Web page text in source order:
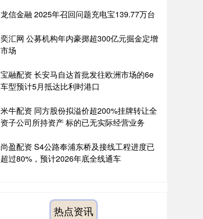
龙信金融 2025年召回问题充电宝139.77万台
奕汇网 公募机构年内豪掷超300亿元掘金定增
市场
宝融配资 长安马自达首批发往欧洲市场的6e
车型预计5月抵达比利时港口
米牛配资 同方股份拟溢价超200%挂牌转让全
资子公司所持资产 标的已无实际经营业务
尚盈配资 S4公路奉浦东桥及接线工程进度已
超过80%，预计2026年底全线通车
热点资讯